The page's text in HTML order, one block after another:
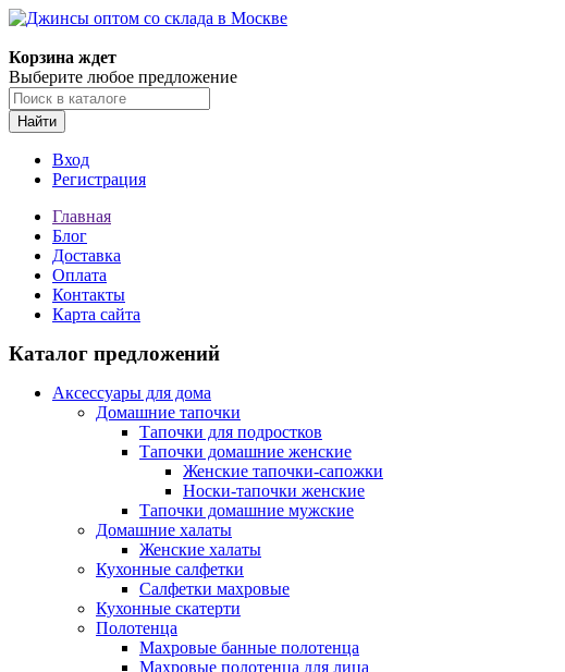
Корзина ждет
Выберите любое предложение
Найти
Вход
Регистрация
Главная
Блог
Доставка
Оплата
Контакты
Карта сайта
Каталог предложений
Аксессуары для дома
Домашние тапочки
Тапочки для подростков
Тапочки домашние женские
Женские тапочки-сапожки
Носки-тапочки женские
Тапочки домашние мужские
Домашние халаты
Женские халаты
Кухонные салфетки
Салфетки махровые
Кухонные скатерти
Полотенца
Махровые банные полотенца
Махровые полотенца для лица